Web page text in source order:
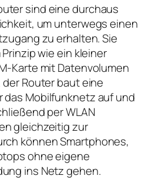
sind eine durchaus
um unterwegs einen
zu erhalten. Sie
wie ein kleiner
mit Datenvolumen
Router baut eine
das Mobilfunknetz auf und
per WLAN
gleichzeitig zur
können Smartphones,
ohne eigene
ins Netz gehen.